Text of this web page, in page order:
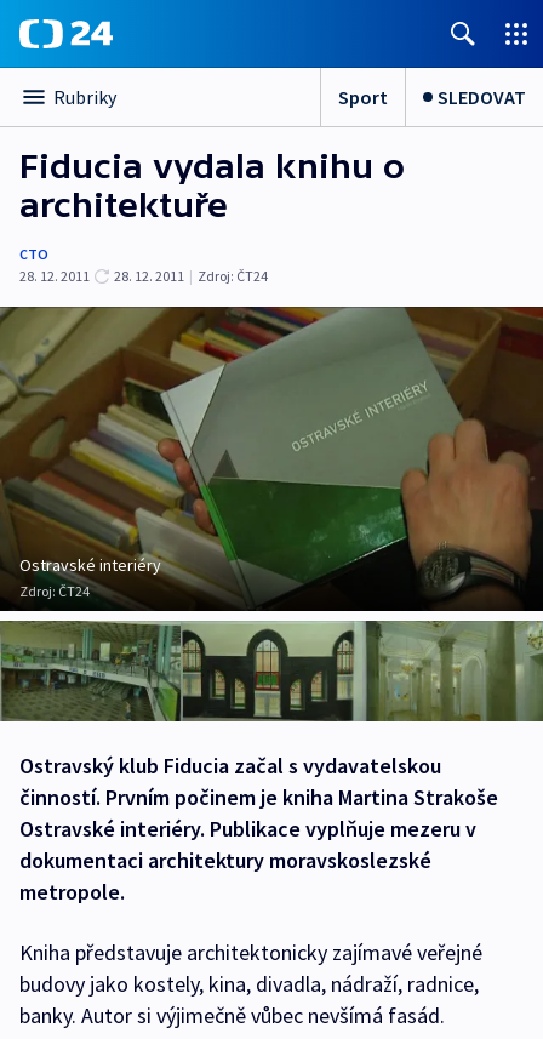
Rubriky Sport SLEDOVAT
Fiducia vydala knihu o
architektuře
CTO
28. 12. 2011
28. 12. 2011 | Zdroj: ČT24
Ostravské interiéry
Zdroj: ČT24
Ostravský klub Fiducia začal s vydavatelskou
činností. Prvním počinem je kniha Martina Strakoše
Ostravské interiéry. Publikace vyplňuje mezeru v
dokumentaci architektury moravskoslezské
metropole.
Kniha představuje architektonicky zajímavé veřejné
budovy jako kostely, kina, divadla, nádraží, radnice,
banky. Autor si výjimečně vůbec nevšímá fasád.